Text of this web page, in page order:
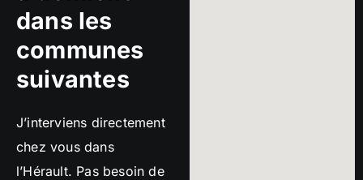
dans les
communes
suivantes
J’interviens directement
chez vous dans
l’Hérault. Pas besoin de